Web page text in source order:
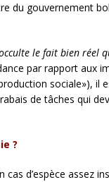
du gouvernement
le fait bien réel
par rapport aux
sociale»), il
de tâches qui
?
d’espèce assez